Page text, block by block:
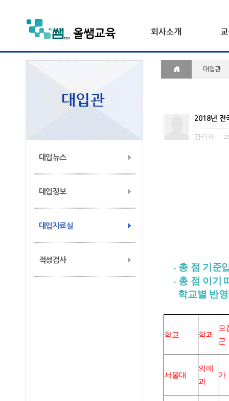
대입뉴스
대입정보
대입자료실
적성검사
대입관
2018년 전
관리자
- 총 점 기준
- 총 점 이기
학교별 반영
학교 학과
모
군
서울대
의예
과
가